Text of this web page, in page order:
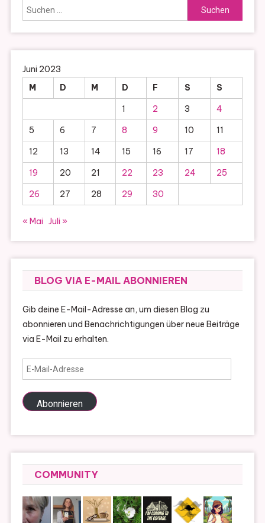
Suchen
nach:
Juni 2023
M
D M D F S
S
1
2 3
4
5
6 7 8 9 10
11
12
13 14 15 16 17
18
19
20 21 22 23 24
25
26
27 28 29 30
« Mai Juli »
BLOG VIA E-MAIL ABONNIEREN
Gib deine E-Mail-Adresse an, um diesen Blog zu
abonnieren und Benachrichtigungen über neue Beiträge
via E-Mail zu erhalten.
E-
Mail-
Adresse
Abonnieren
COMMUNITY